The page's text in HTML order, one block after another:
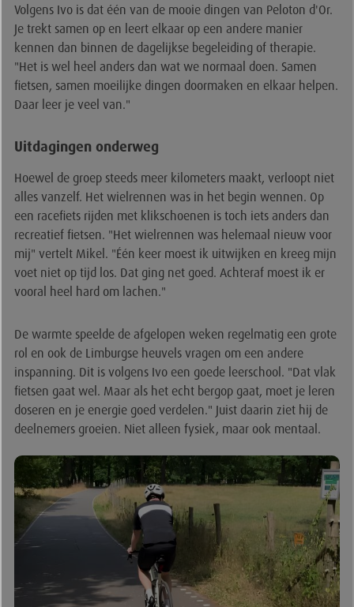
Volgens Ivo is dat één van de mooie dingen van Peloton d'Or.
Je trekt samen op en leert elkaar op een andere manier
kennen dan binnen de dagelijkse begeleiding of therapie.
"Het is wel heel anders dan wat we normaal doen. Samen
fietsen, samen moeilijke dingen doormaken en elkaar helpen.
Daar leer je veel van."
Uitdagingen onderweg
Hoewel de groep steeds meer kilometers maakt, verloopt niet
alles vanzelf. Het wielrennen was in het begin wennen. Op
een racefiets rijden met klikschoenen is toch iets anders dan
recreatief fietsen. "Het wielrennen was helemaal nieuw voor
mij" vertelt Mikel. "Één keer moest ik uitwijken en kreeg mijn
voet niet op tijd los. Dat ging net goed. Achteraf moest ik er
vooral heel hard om lachen."
De warmte speelde de afgelopen weken regelmatig een grote
rol en ook de Limburgse heuvels vragen om een andere
inspanning. Dit is volgens Ivo een goede leerschool. "Dat vlak
fietsen gaat wel. Maar als het echt bergop gaat, moet je leren
doseren en je energie goed verdelen." Juist daarin ziet hij de
deelnemers groeien. Niet alleen fysiek, maar ook mentaal.